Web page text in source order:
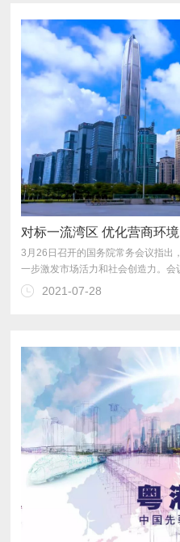
对标一流湾区 优化营商环境
2021-07-28